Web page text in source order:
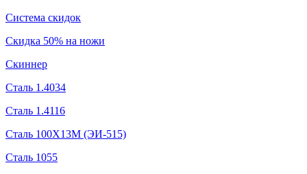
Система скидок
Скидка 50% на ножи
Скиннер
Сталь 1.4034
Сталь 1.4116
Сталь 100Х13М (ЭИ-515)
Сталь 1055